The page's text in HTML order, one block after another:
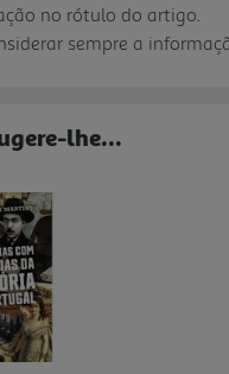
no rótulo do artigo.
sempre a
lhe...